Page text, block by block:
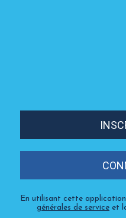
En utilisant cette
générales de service et